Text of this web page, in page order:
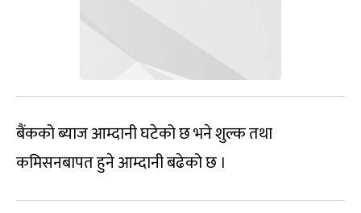
बैंकको ब्याज आम्दानी घटेको छ भने शुल्क तथा
कमिसनबापत हुने आम्दानी बढेको छ ।